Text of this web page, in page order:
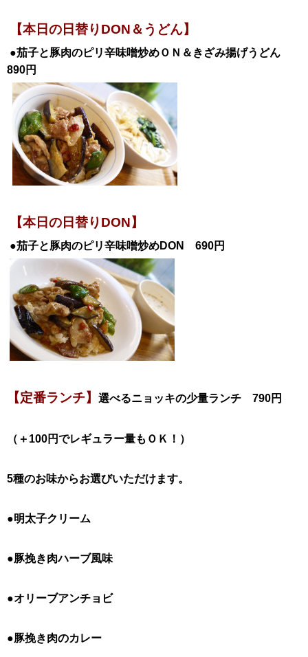
【本日の日替りDON＆うどん】
●茄子と豚肉のピリ辛味噌炒めＯＮ＆きざみ揚げうどん
890円
【本日の日替りDON】
●茄子と豚肉のピリ辛味噌炒めDON 690円
【定番ランチ】 選べるニョッキの少量ランチ 790円
（＋100円でレギュラー量もＯＫ！）
5種のお味からお選びいただけます。
●明太子クリーム
●豚挽き肉ハーブ風味
●オリーブアンチョビ
●豚挽き肉のカレー